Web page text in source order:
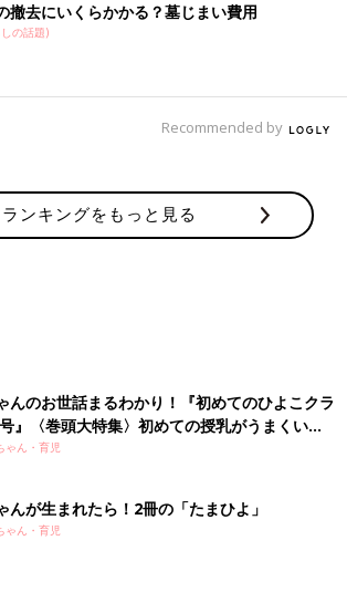
ンをつけていて、カバンか服のベルト通しな
てます。夫も同じ。万が一、チェーンが切れ
用に、鈴もついてます」
る自宅のカギやsuicaは、ビヨヨーンと伸びる
場所に置いたり入れたりすることがありませ
合、合い鍵をつくることも。
が精巧になっていて、なかなかの費用に。
子にも自宅の鍵を念のため持たせようと思
持たせようか、合鍵を作って本物はキープし
。形状から特殊カギとなるらしく、お取り寄
た感じ」
撤去にいくらかかる？墓じまい費用
の話題)
Recommended by
ランキングをもっと見る
んのお世話まるわかり！『初めてのひよこクラ
』〈巻頭大特集〉初めての授乳がうまくい
っぱい・ミルクの基本と夏のトラブル 解決テ
ゃん・育児
んが生まれたら！2冊の「たまひよ」
ゃん・育児